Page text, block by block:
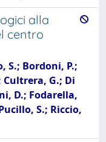
alla
centro
S.; Bordoni, P.;
Cultrera, G.; Di
D.; Fodarella,
S.; Riccio,